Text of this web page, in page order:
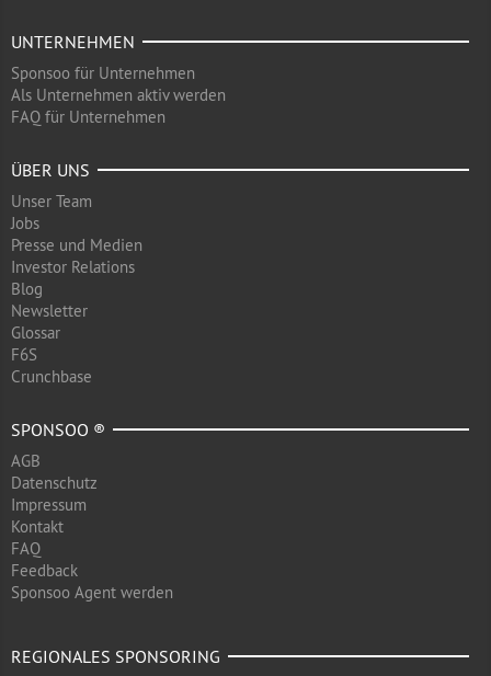
UNTERNEHMEN
Sponsoo für Unternehmen
Als Unternehmen aktiv werden
FAQ für Unternehmen
ÜBER UNS
Unser Team
Jobs
Presse und Medien
Investor Relations
Blog
Newsletter
Glossar
F6S
Crunchbase
SPONSOO ®
AGB
Datenschutz
Impressum
Kontakt
FAQ
Feedback
Sponsoo Agent werden
REGIONALES SPONSORING